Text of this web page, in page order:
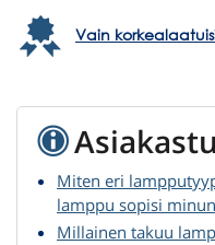
Vain
Miten eri
lamppu sopisi
Millainen takuu